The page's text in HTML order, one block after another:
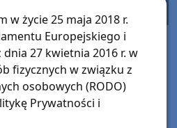
budynek dawnej
Odnowa zabytku
zł
w życie 25 maja 2018 r.
Europejskiego i
dnia 27 kwietnia 2016 r. w
fizycznych w związku z
osobowych (RODO)
Prywatności i